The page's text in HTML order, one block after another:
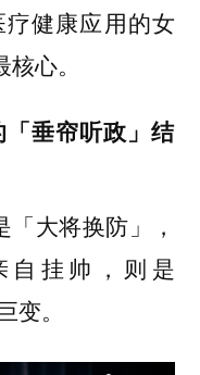
健康应用的女
心。
垂帘听政」结
大将换防」，
自挂帅，则是
。